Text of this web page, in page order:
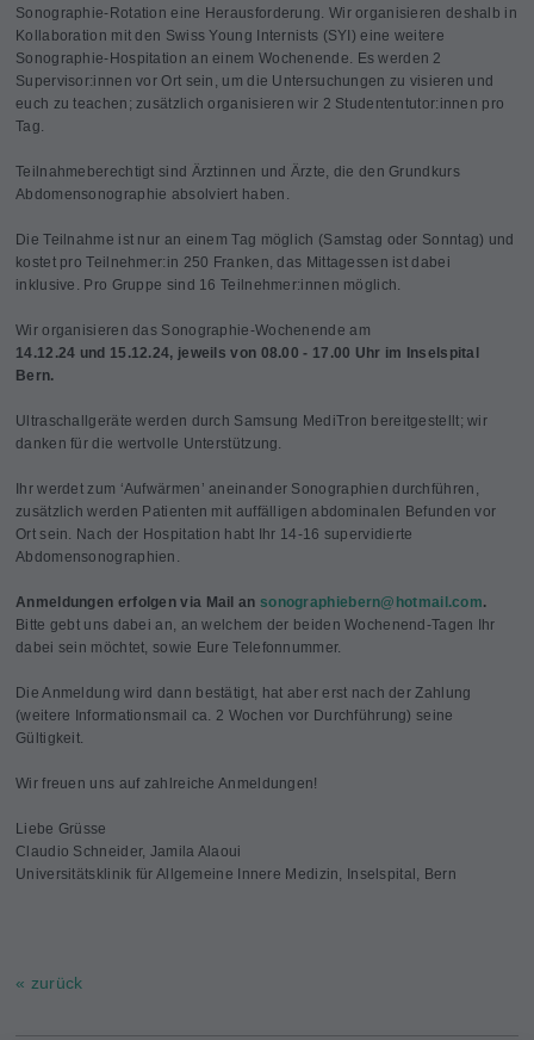
Sonographie-Rotation eine Herausforderung. Wir organisieren deshalb in
Kollaboration mit den Swiss Young Internists (SYI) eine weitere
Sonographie-Hospitation an einem Wochenende. Es werden 2
Supervisor:innen vor Ort sein, um die Untersuchungen zu visieren und
euch zu teachen; zusätzlich organisieren wir 2 Studententutor:innen pro
Tag.
Teilnahmeberechtigt sind Ärztinnen und Ärzte, die den Grundkurs
Abdomensonographie absolviert haben.
Die Teilnahme ist nur an einem Tag möglich (Samstag oder Sonntag) und
kostet pro Teilnehmer:in 250 Franken, das Mittagessen ist dabei
inklusive. Pro Gruppe sind 16 Teilnehmer:innen möglich.
Wir organisieren das Sonographie-Wochenende am
14.12.24 und 15.12.24, jeweils von 08.00 - 17.00 Uhr im Inselspital
Bern.
Ultraschallgeräte werden durch Samsung MediTron bereitgestellt; wir
danken für die wertvolle Unterstützung.
Ihr werdet zum ‘Aufwärmen’ aneinander Sonographien durchführen,
zusätzlich werden Patienten mit auffälligen abdominalen Befunden vor
Ort sein. Nach der Hospitation habt Ihr 14-16 supervidierte
Abdomensonographien.
Anmeldungen erfolgen via Mail an sonographiebern@ hotmail.com.
Bitte gebt uns dabei an, an welchem der beiden Wochenend-Tagen Ihr
dabei sein möchtet, sowie Eure Telefonnummer.
Die Anmeldung wird dann bestätigt, hat aber erst nach der Zahlung
(weitere Informationsmail ca. 2 Wochen vor Durchführung) seine
Gültigkeit.
Wir freuen uns auf zahlreiche Anmeldungen!
Liebe Grüsse
Claudio Schneider, Jamila Alaoui
Universitätsklinik für Allgemeine Innere Medizin, Inselspital, Bern
« zurück